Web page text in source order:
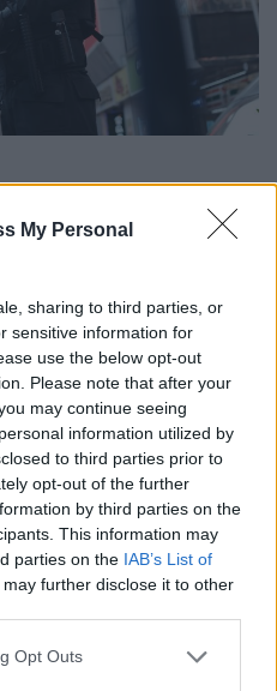
My Personal
sharing to third parties, or
sensitive information for
use the below opt-out
Please note that after your
may continue seeing
information utilized by
to third parties prior to
opt-out of the further
by third parties on the
This information may
parties on the IAB’s List of
may further disclose it to other
Opt Outs
Τα πυροβόλα όπλα
τα τελευταία χρόνια.
→
Επίθεση,Κίνα,μαχαιρι,Νεκροί,